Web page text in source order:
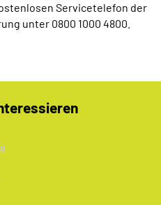
Servicetelefon der
unter 0800 1000 4800.